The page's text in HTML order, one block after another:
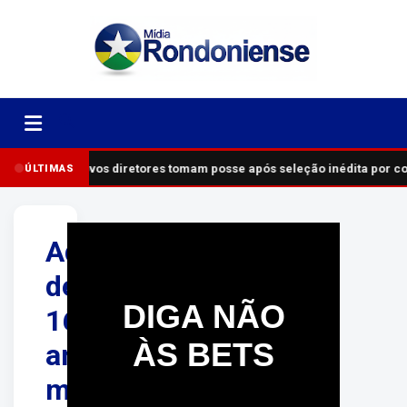
ÚLTIMASNovos diretores tomam posse após seleção inédita por
Adolescente
de
16
anos
morre
DIGA NÃO
ÀS BETS